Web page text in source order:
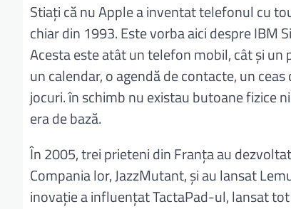
Stiați că nu Apple a inventat telefonul cu
chiar din 1993. Este vorba aici despre IBM
Acesta este atât un telefon mobil, cât și
un calendar, o agendă de contacte, un
jocuri. în schimb nu existau butoane fizice
era de bază.
În 2005, trei prieteni din Franța au
Compania lor, JazzMutant, și au lansat
inovație a influențat TactaPad-ul, lansat